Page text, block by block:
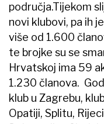
područja.Tijekom
novi klubovi, pa ih
više od 1.600
te brojke su se
Hrvatskoj ima 59
1.230 članova.
klub u Zagrebu,
Opatiji, Splitu,